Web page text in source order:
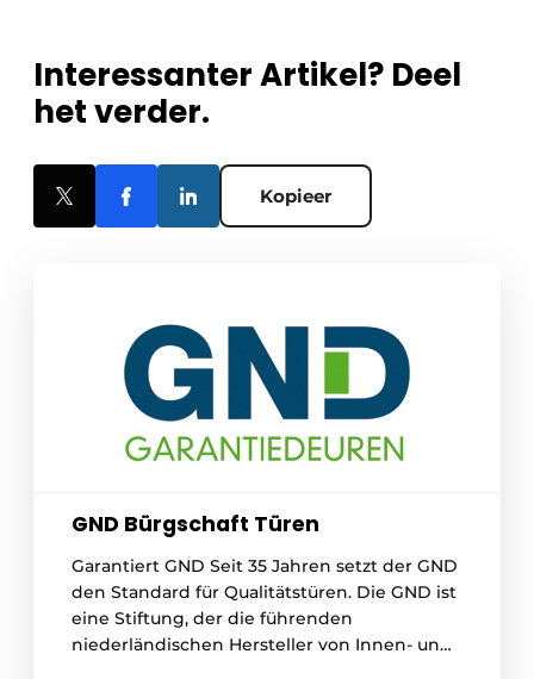
Interessanter Artikel? Deel
het verder.
Kopieer
GND Bürgschaft Türen
Garantiert GND Seit 35 Jahren setzt der GND
den Standard für Qualitätstüren. Die GND ist
eine Stiftung, der die führenden
niederländischen Hersteller von Innen- und